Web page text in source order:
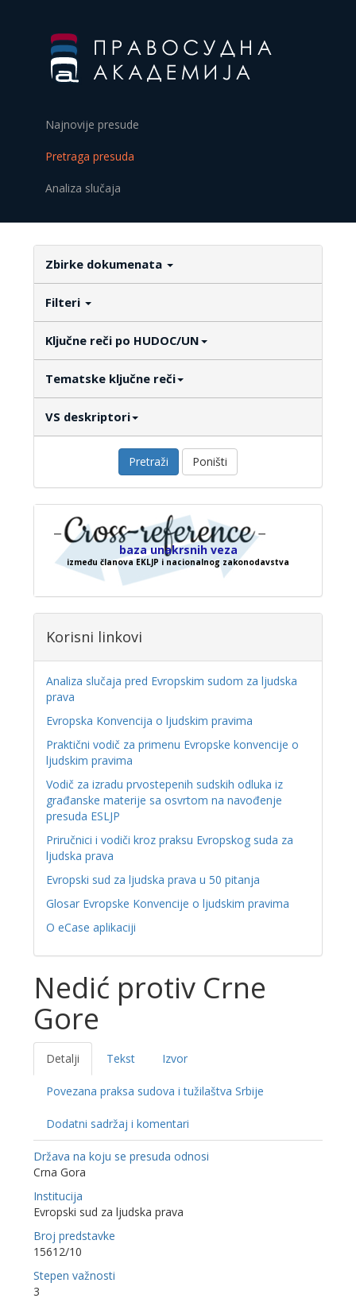
Najnovije presude
Pretraga presuda
Analiza slučaja
Zbirke dokumenata
Filteri
Ključne reči po HUDOC/UN
Tematske ključne reči
VS deskriptori
Pretraži Poništi
baza unakrsnih veza
između članova EKLJP i nacionalnog zakonodavstva
Korisni linkovi
Analiza slučaja pred Evropskim sudom za ljudska
prava
Evropska Konvencija o ljudskim pravima
Praktični vodič za primenu Evropske konvencije o
ljudskim pravima
Vodič za izradu prvostepenih sudskih odluka iz
građanske materije sa osvrtom na navođenje
presuda ESLJP
Priručnici i vodiči kroz praksu Evropskog suda za
ljudska prava
Evropski sud za ljudska prava u 50 pitanja
Glosar Evropske Konvencije o ljudskim pravima
O eCase aplikaciji
Nedić protiv Crne
Gore
Detalji Tekst Izvor
Povezana praksa sudova i tužilaštva Srbije
Dodatni sadržaj i komentari
Država na koju se presuda odnosi
Crna Gora
Institucija
Evropski sud za ljudska prava
Broj predstavke
15612/10
Stepen važnosti
3